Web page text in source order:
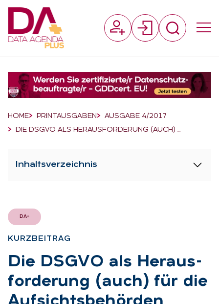
Breadcrumb-Navigation
HOME PRINTAUSGABEN
AUSGABE 4/2017
DIE DSGVO ALS HERAUSFORDERUNG (AUCH) …
Inhaltsverzeichnis
DA+
KURZ­BEI­TRAG
:Die DS­GVO als Her­aus­
for­de­rung (auch) für die